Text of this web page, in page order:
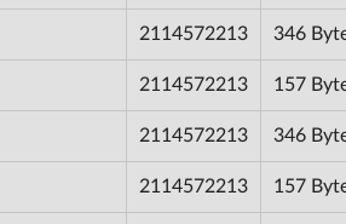
2114572213 346
2114572213 157
2114572213 346
2114572213 157